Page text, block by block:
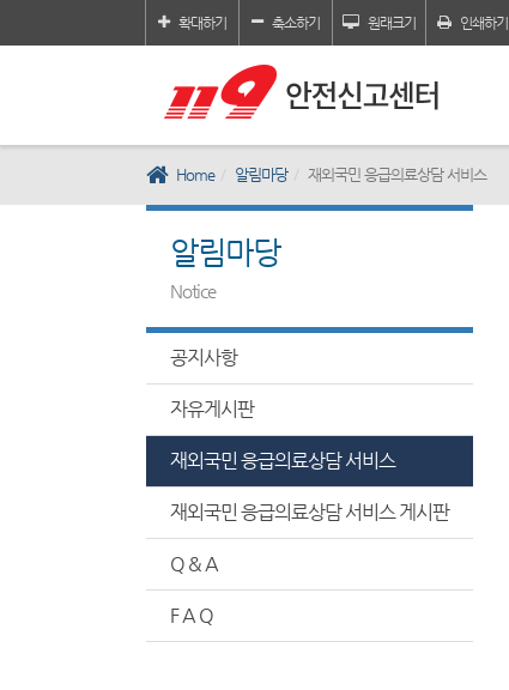
확대하기 축소하기 원래크기 인쇄하기
Home 알림마당 재외국민 응급의료상담 서비스
알림마당
Notice
공지사항
자유게시판
재외국민 응급의료상담 서비스
재외국민 응급의료상담 서비스 게시판
Q & A
F A Q